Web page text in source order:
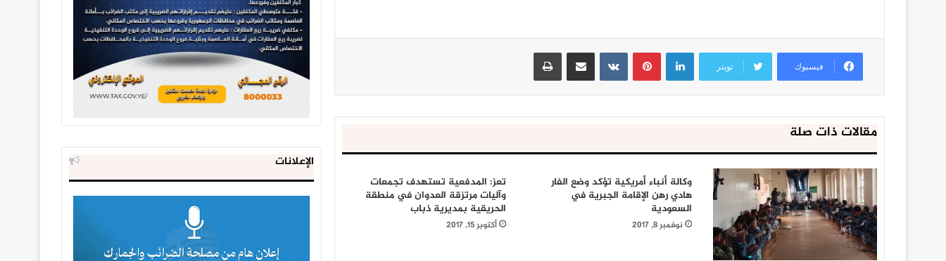
فيسبوك تويتر
لينكدإنبينتيريست مشاركة عبر البريد طباعة
مقالات ذات صلة
وكالة أنباء أمريكية تؤكد وضع الفار
هادي رهن الإقامة الجبرية في
السعودية
نوفمبر 8, 2017
تعز: المدفعية تستهدف تجمعات
وآليات مرتزقة العدوان في منطقة
الحريقية بمديرية ذباب
أكتوبر 15, 2017
الإعلانات